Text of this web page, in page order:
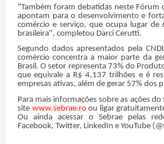
"Também foram debatidas neste Fórum
apontam para o desenvolvimento e
comércio e serviço, que ocupa lugar de
brasileira", completou Darci Cerutti.
Segundo dados apresentados pela
comércio concentra a maior parte da
Brasil. O setor representa 73% do
que equivale a R$ 4,137 trilhões e é
empresas ativas, além de gerar 57% dos
Para mais informações sobre as ações do
site www.sebrae.roou ligar
Ou ainda acessar o Sebrae pelas
Facebook, Twitter, LinkedIn e YouTube